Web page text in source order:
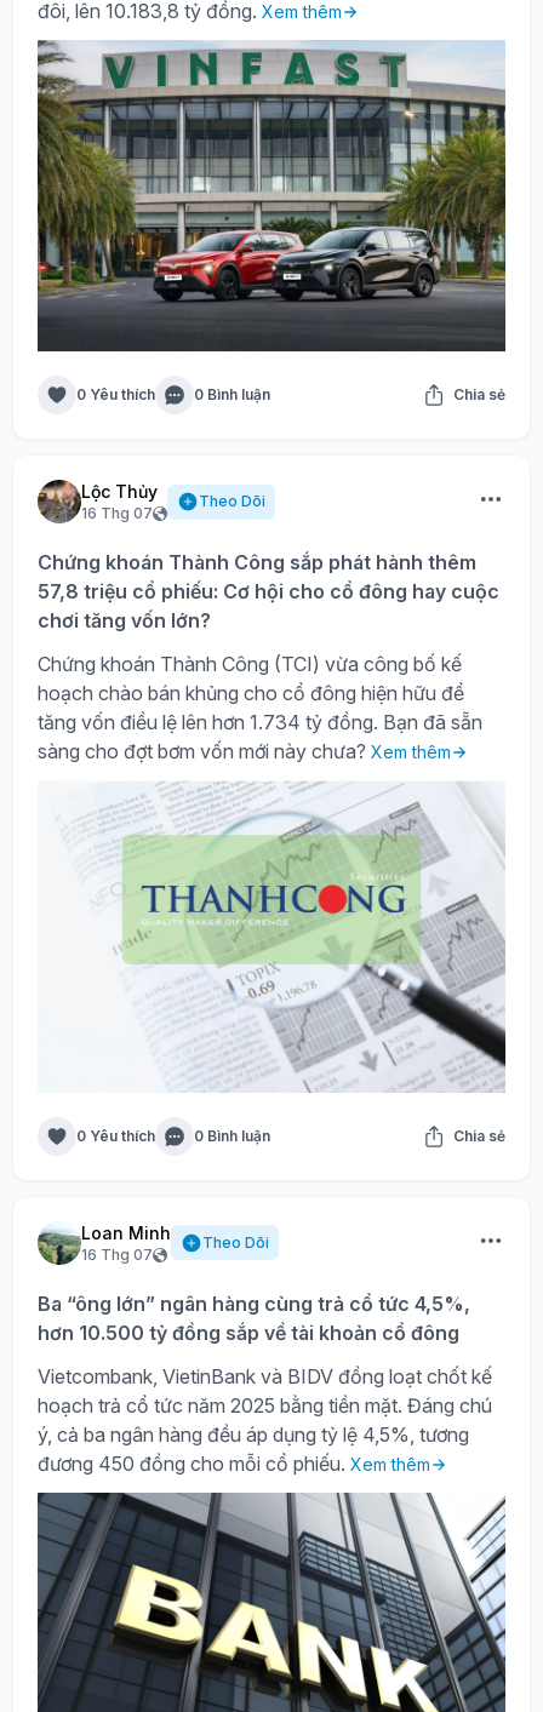
đôi, lên 10.183,8 tỷ đồng. Xem thêm
0 Yêu thích 0 Bình luận Chia sẻ
Lộc Thủy
16 Thg 07
Theo Dõi
Chứng khoán Thành Công sắp phát hành thêm
57,8 triệu cổ phiếu: Cơ hội cho cổ đông hay cuộc
chơi tăng vốn lớn?
Chứng khoán Thành Công (TCI) vừa công bố kế
hoạch chào bán khủng cho cổ đông hiện hữu để
tăng vốn điều lệ lên hơn 1.734 tỷ đồng. Bạn đã sẵn
sàng cho đợt bơm vốn mới này chưa? Xem thêm
0 Yêu thích 0 Bình luận Chia sẻ
Loan Minh
16 Thg 07
Theo Dõi
Ba “ông lớn” ngân hàng cùng trả cổ tức 4,5%,
hơn 10.500 tỷ đồng sắp về tài khoản cổ đông
Vietcombank, VietinBank và BIDV đồng loạt chốt kế
hoạch trả cổ tức năm 2025 bằng tiền mặt. Đáng chú
ý, cả ba ngân hàng đều áp dụng tỷ lệ 4,5%, tương
đương 450 đồng cho mỗi cổ phiếu. Xem thêm